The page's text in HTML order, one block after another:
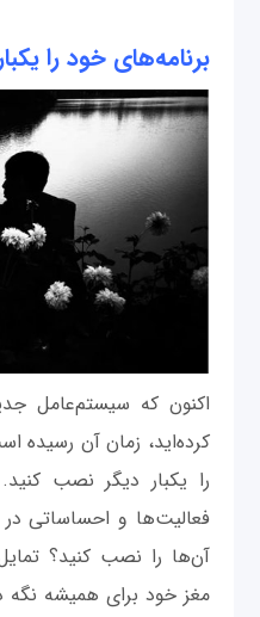
برنامه‌های خود را
اکنون که سیستم‌عامل
کرده‌اید، زمان آن رسیده
را یکبار دیگر نصب
فعالیت‌ها و احساساتی در
آ‌ن‌ها را نصب کنید؟
مغز خود برای همیشه نگه